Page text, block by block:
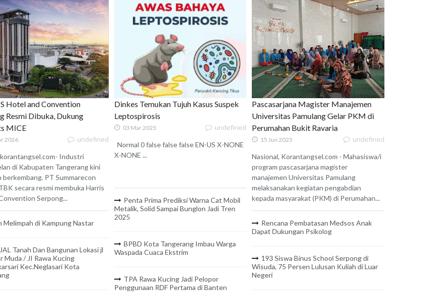
Hotel and Convention
Resmi Dibuka, Dukung
MICE
2026 undefined
Industri
di Kabupaten Tangerang kini
berkembang. PT Summarecon
secara resmi membuka Harris
Serpong...
Melimpah di Kampung Nastar
Tanah Dan Bangunan Lokasi jl
Muda / JI Rawa Kucing
Kec.Neglasari Kota
Dinkes Temukan Tujuh Kasus Suspek
Leptospirosis
03 Mar 2025 undefined
Normal 0 false false false EN-US X-NONE
X-NONE ...
Penta Prima Prediksi Warna Cat Mobil
Metalik, Solid Sampai Bunglon Jadi Tren
2025
BPBD Kota Tangerang Imbau Warga
Waspada Cuaca Ekstrim
TPA Rawa Kucing Jadi Pelopor
Penggunaan RDF Pertama di Banten
Pascasarjana Magister Manajemen
Universitas Pamulang Gelar PKM di
Perumahan Bukit Ravaria
15 Jun 2025 undefined
Nasional, Korantangsel.com - Mahasiswa/i
program pascasarjana magister
manajemen Universitas Pamulang
melaksanakan kegiatan pengabdian
kepada masyarakat (PKM) di Perumahan...
Rencana Pembatasan Medsos Anak
Dapat Dukungan Psikolog
193 Siswa Binus School Serpong di
Wisuda, 75 Persen Lulusan Kuliah di Luar
Negeri